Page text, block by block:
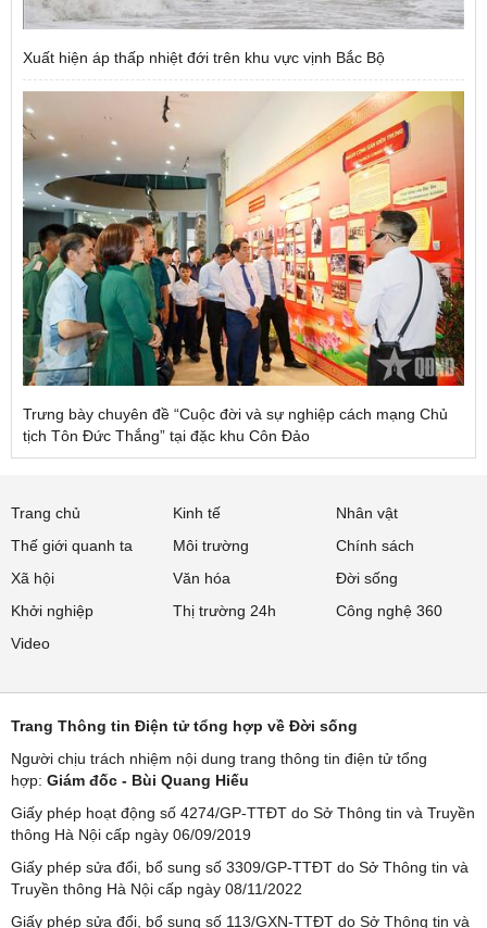
Xuất hiện áp thấp nhiệt đới trên khu vực vịnh Bắc Bộ
Trưng bày chuyên đề “Cuộc đời và sự nghiệp cách mạng Chủ
tịch Tôn Đức Thắng” tại đặc khu Côn Đảo
Trang chủ Kinh tế
Nhân vật
Thế giới quanh ta
Môi trường
Chính sách
Xã hội
Văn hóa
Đời sống
Khởi nghiệp
Thị trường 24h
Công nghệ 360
Video
Trang Thông tin Điện tử tổng hợp về Đời sống
Người chịu trách nhiệm nội dung trang thông tin điện tử tổng
hợp: Giám đốc - Bùi Quang Hiếu
Giấy phép hoạt động số 4274/GP-TTĐT do Sở Thông tin và Truyền
thông Hà Nội cấp ngày 06/09/2019
Giấy phép sửa đổi, bổ sung số 3309/GP-TTĐT do Sở Thông tin và
Truyền thông Hà Nội cấp ngày 08/11/2022
Giấy phép sửa đổi, bổ sung số 113/GXN-TTĐT do Sở Thông tin và